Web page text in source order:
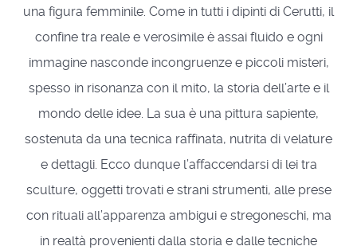
una figura femminile. Come in tutti i dipinti di Cerutti, il
confine tra reale e verosimile è assai fluido e ogni
immagine nasconde incongruenze e piccoli misteri,
spesso in risonanza con il mito, la storia dell’arte e il
mondo delle idee. La sua è una pittura sapiente,
sostenuta da una tecnica raffinata, nutrita di velature
e dettagli. Ecco dunque l’affaccendarsi di lei tra
sculture, oggetti trovati e strani strumenti, alle prese
con rituali all’apparenza ambigui e stregoneschi, ma
in realtà provenienti dalla storia e dalle tecniche